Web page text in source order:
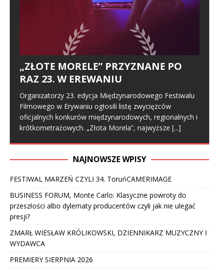
„ZŁOTE MORELE” PRZYZNANE PO
RAZ 23. W EREWANIU
Organizatorzy 23. edycja Międzynarodowego Festiwalu
Filmowego w Erywaniu ogłosili listę zwycięzców
oficjalnych konkurów międzynarodowych, regionalnych i
krótkometrażowych. „Złota Morela”, najwyższe [...]
NAJNOWSZE WPISY
FESTIWAL MARZEŃ CZYLI 34. ToruńCAMERIMAGE
BUSINESS FORUM, Monte Carlo: Klasyczne powroty do
przeszłości albo dylematy producentów czyli jak nie ulegać
presji?
ZMARŁ WIESŁAW KRÓLIKOWSKI, DZIENNIKARZ MUZYCZNY I
WYDAWCA
PREMIERY SIERPNIA 2026